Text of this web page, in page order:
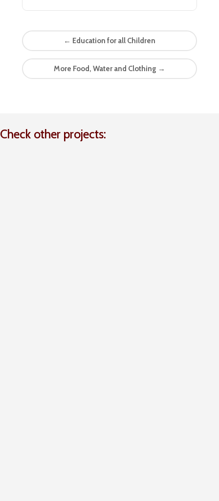
← Education for all Children
More Food, Water and Clothing →
Check other projects: